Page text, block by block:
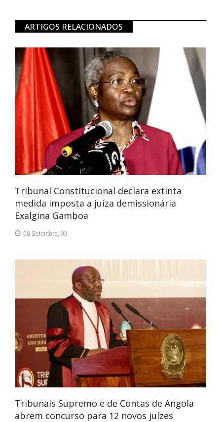
ARTIGOS RELACIONADOS
Tribunal Constitucional declara extinta
medida imposta a juíza demissionária
Exalgina Gamboa
08 Setembro, 09
Tribunais Supremo e de Contas de Angola
abrem concurso para 12 novos juízes